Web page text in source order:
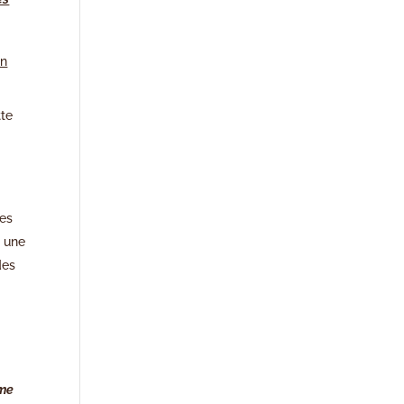
une